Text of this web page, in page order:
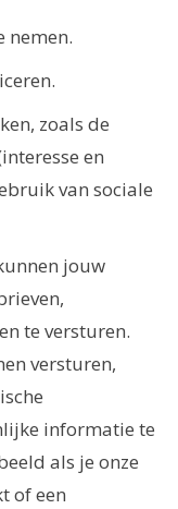
nemen.
zoals de
en
van sociale
jouw
te versturen.
versturen,
informatie te
als je onze
of een